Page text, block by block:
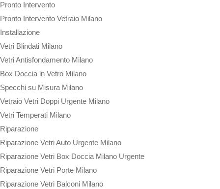
Pronto Intervento
Pronto Intervento Vetraio Milano
Installazione
Vetri Blindati Milano
Vetri Antisfondamento Milano
Box Doccia in Vetro Milano
Specchi su Misura Milano
Vetraio Vetri Doppi Urgente Milano
Vetri Temperati Milano
Riparazione
Riparazione Vetri Auto Urgente Milano
Riparazione Vetri Box Doccia Milano Urgente
Riparazione Vetri Porte Milano
Riparazione Vetri Balconi Milano